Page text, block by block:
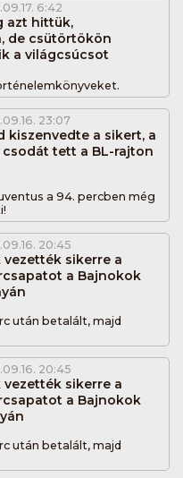
6:42
azt hittük,
de csütörtökön
a világcsúcsot
23:07
kiszenvedte a sikert, a
csodát tett a BL-rajton
a 94. percben még
20:45
vezették sikerre a
a Bajnokok
után betalált, majd
20:45
vezették sikerre a
a Bajnokok
után betalált, majd